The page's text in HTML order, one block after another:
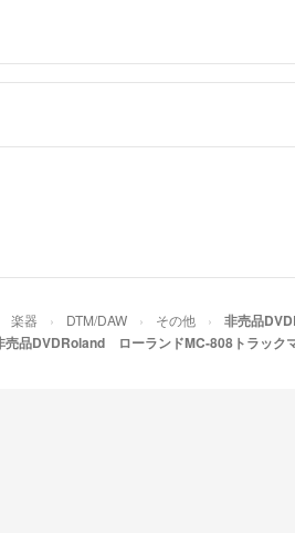
楽器 DTM/DAW その他 非売品
売品DVDRoland ローランドMC-808トラック